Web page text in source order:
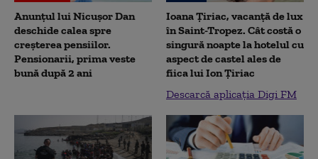
Anunțul lui Nicușor Dan
deschide calea spre
creșterea pensiilor.
Pensionarii, prima veste
bună după 2 ani
Ioana Țiriac, vacanță de lux
în Saint-Tropez. Cât costă o
singură noapte la hotelul cu
aspect de castel ales de
fiica lui Ion Țiriac
Descarcă aplicația Digi FM